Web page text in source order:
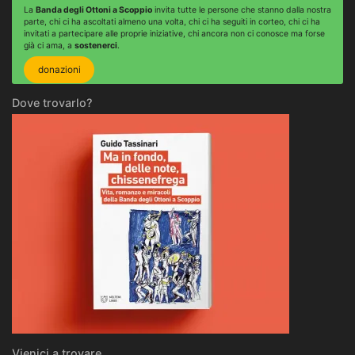
La Banda degli Ottoni a Scoppio invita tutte le persone che stanno dalla nostra
parte, chi ci ha ascoltati almeno una volta, chi ci ha seguiti in corteo, chi ci ha
invitati a partecipare alle proprie iniziative, chi ancora non ci conosce ma forse
già ci ama, a sostenerci.
donazioni
Dove trovarlo?